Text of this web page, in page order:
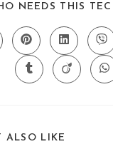
NEEDS THIS
Opens
in
a
new
window
Opens
in
a
new
window
in
a
Opens
in
Opens
in
in
ALSO LIKE